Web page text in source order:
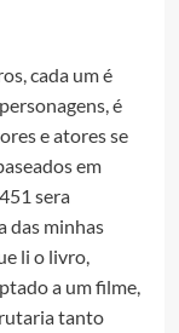
cada um é
é
e atores se
em
sera
das minhas
li o livro,
a um filme,
tanto